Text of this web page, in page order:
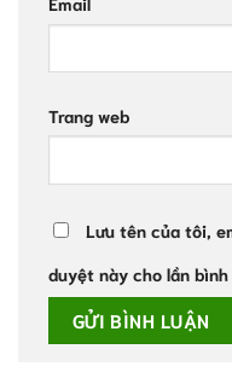
Trang web
Lưu tên của tôi,
duyệt này cho lần